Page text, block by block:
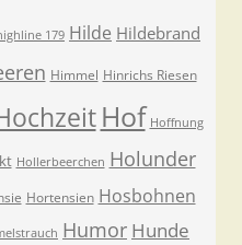
179 Hilde Hildebrand
Himmel Hinrichs Riesen
Hof Hoffnung
Hollerbeerchen Holunder
Hortensien Hosbohnen
Humor Hunde